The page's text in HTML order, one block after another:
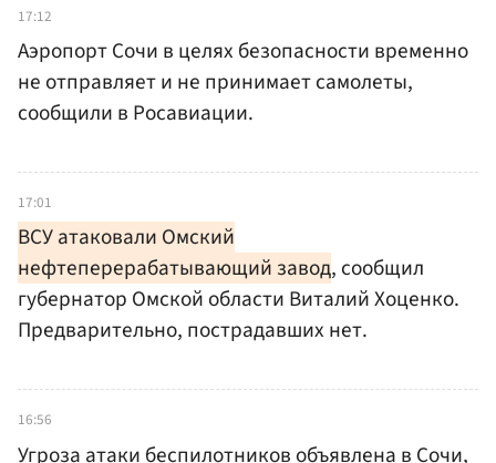
17:12
Аэропорт Сочи в целях безопасности временно
не отправляет и не принимает самолеты,
сообщили в Росавиации.
17:01
ВСУ атаковали Омский
нефтеперерабатывающий завод, сообщил
губернатор Омской области Виталий Хоценко.
Предварительно, пострадавших нет.
16:56
Угроза атаки беспилотников объявлена в Сочи,